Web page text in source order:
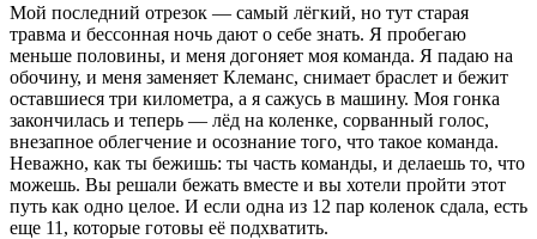
Мой последний отрезок — самый лёгкий, но тут старая
травма и бессонная ночь дают о себе знать. Я пробегаю
меньше половины, и меня догоняет моя команда. Я падаю на
обочину, и меня заменяет Клеманс, снимает браслет и бежит
оставшиеся три километра, а я сажусь в машину. Моя гонка
закончилась и теперь — лёд на коленке, сорванный голос,
внезапное облегчение и осознание того, что такое команда.
Неважно, как ты бежишь: ты часть команды, и делаешь то, что
можешь. Вы решали бежать вместе и вы хотели пройти этот
путь как одно целое. И если одна из 12 пар коленок сдала, есть
еще 11, которые готовы её подхватить.